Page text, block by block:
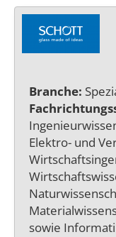
Branche:
Elektro- und
sowie